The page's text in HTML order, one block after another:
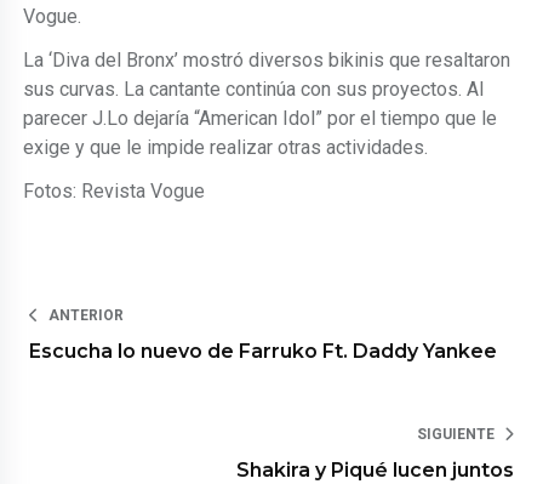
Vogue.
La ‘Diva del Bronx’ mostró diversos bikinis que resaltaron
sus curvas. La cantante continúa con sus proyectos. Al
parecer J.Lo dejaría “American Idol” por el tiempo que le
exige y que le impide realizar otras actividades.
Fotos: Revista Vogue
ANTERIOR
Escucha lo nuevo de Farruko Ft. Daddy Yankee
SIGUIENTE
Shakira y Piqué lucen juntos